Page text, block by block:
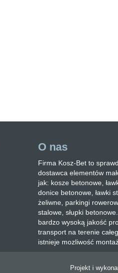
O nas
Firma Kosz-Bet to
dostawca elementów
jak: kosze betonowe,
donice betonowe, ławki
żeliwne, parkingi
stalowe, słupki
bardzo wysoką jakość
transport na terenie
istnieje mozliwość
Projekt i